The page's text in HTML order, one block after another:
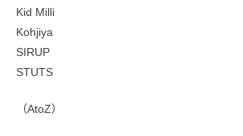
Kid Milli
Kohjiya
SIRUP
STUTS
（AtoZ）